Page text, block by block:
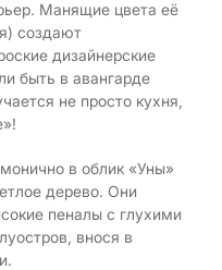
Манящие цвета её
создают
дизайнерские
быть в авангарде
не просто кухня,
в облик «Уны»
дерево. Они
пеналы с глухими
внося в